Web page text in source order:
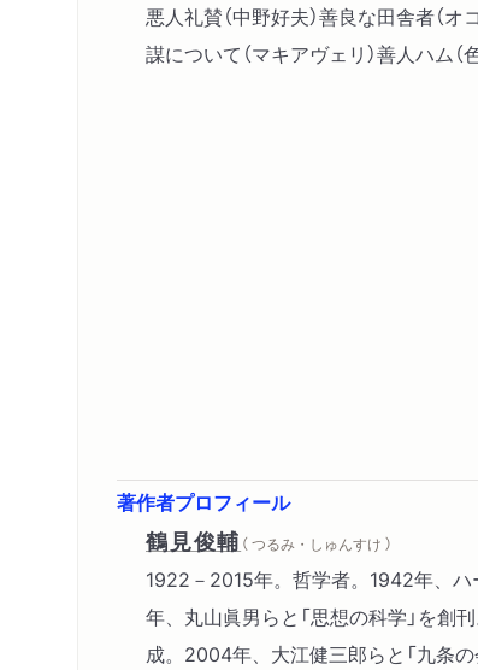
悪人礼賛（中野好夫）善良な田舎者（オ
謀について（マキアヴェリ）善人ハム（
著作者プロフィール
鶴見俊輔 （ つるみ・しゅんすけ ）
1922－2015年。哲学者。1942年、
年、丸山眞男らと「思想の科学」を創
成。2004年、大江健三郎らと「九条